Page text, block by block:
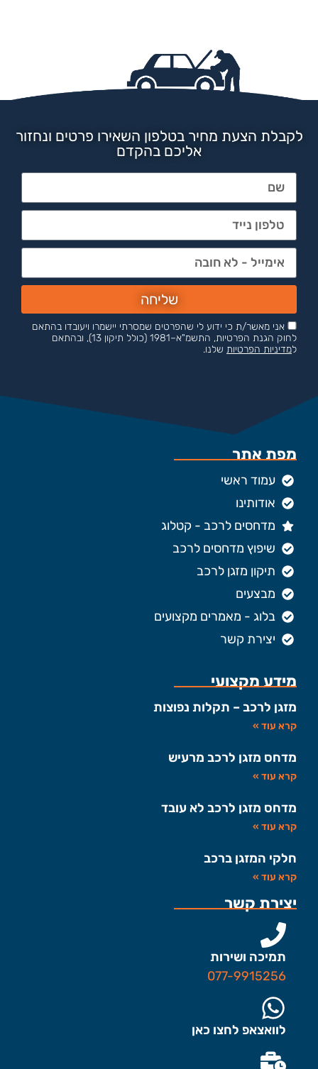
לקבלת הצעת מחיר בטלפון השאירו פרטים ונחזור
אליכם בהקדם
אני מאשר/ת כי ידוע לי שהפרטים שמסרתי יישמרו ויעובדו בהתאם
לחוק הגנת הפרטיות, התשמ"א–1981 (כולל תיקון 13), ובהתאם
למדיניות הפרטיות שלנו.
שליחה
מפת אתר
עמוד ראשי
אודותינו
מדחסים לרכב - קטלוג
שיפוץ מדחסים לרכב
תיקון מזגן לרכב
מבצעים
בלוג - מאמרים מקצועים
יצירת קשר
מידע מקצועי
מזגן לרכב – תקלות נפוצות
קרא עוד »
מדחס מזגן לרכב מרעיש
קרא עוד »
מדחס מזגן לרכב לא עובד
קרא עוד »
חלקי המזגן ברכב
קרא עוד »
יצירת קשר
תמיכה ושירות
077-9915256
לוואצאפ לחצו כאן